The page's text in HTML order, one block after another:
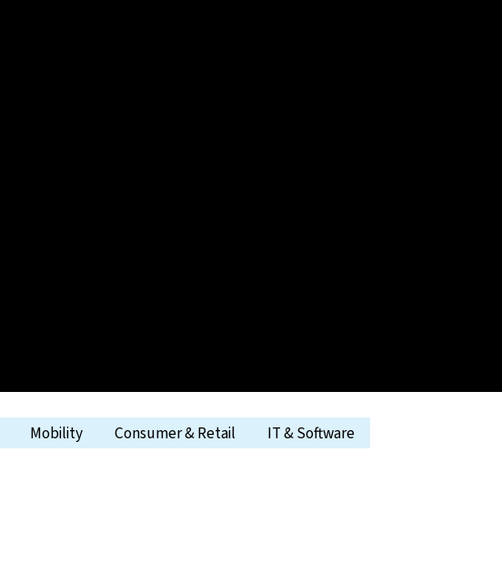
Mobility Consumer & Retail IT & Software